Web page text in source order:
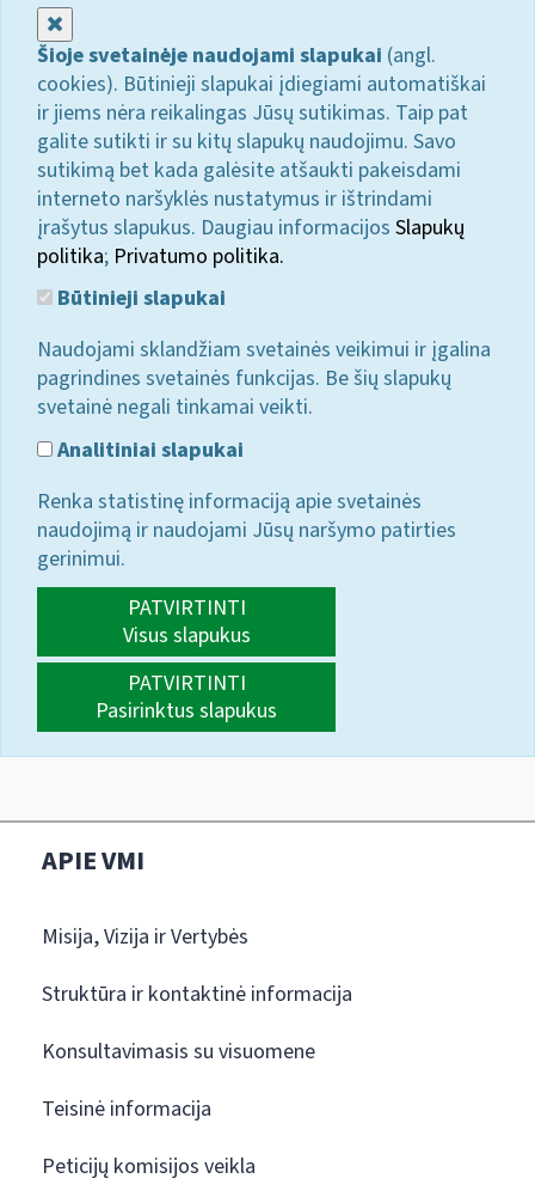
Šioje svetainėje naudojami slapukai (angl.
cookies). Būtinieji slapukai įdiegiami automatiškai
ir jiems nėra reikalingas Jūsų sutikimas. Taip pat
galite sutikti ir su kitų slapukų naudojimu. Savo
sutikimą bet kada galėsite atšaukti pakeisdami
interneto naršyklės nustatymus ir ištrindami
įrašytus slapukus. Daugiau informacijos Slapukų
politika; Privatumo politika.
Būtinieji slapukai
Naudojami sklandžiam svetainės veikimui ir įgalina
pagrindines svetainės funkcijas. Be šių slapukų
svetainė negali tinkamai veikti.
Analitiniai slapukai
Renka statistinę informaciją apie svetainės
naudojimą ir naudojami Jūsų naršymo patirties
gerinimui.
PATVIRTINTI
Visus slapukus
PATVIRTINTI
Pasirinktus slapukus
APIE VMI
Misija, Vizija ir Vertybės
Struktūra ir kontaktinė informacija
Konsultavimasis su visuomene
Teisinė informacija
Peticijų komisijos veikla